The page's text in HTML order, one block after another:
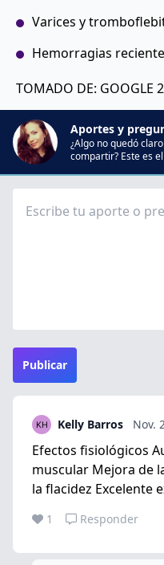
Varices y
Hemorragias
TOMADO DE: GOOGLE
Aportes y
¿Algo no quedó
compartir? Este es
Publicar
Kelly Barros Nov.
Efectos fisiológicos
muscular Mejora de
la flacidez Excelente
1 Responder